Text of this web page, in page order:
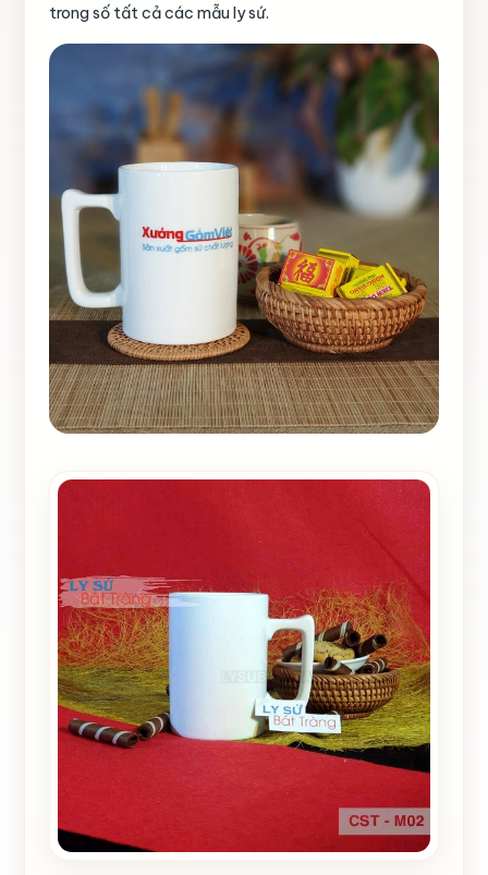
trong số tất cả các mẫu ly sứ.